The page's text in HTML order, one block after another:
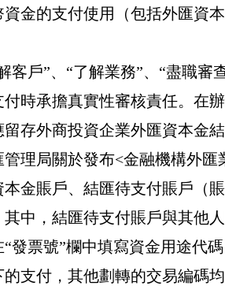
金的支付使用（包括外匯資
客戶”、 “了解業務”、 “盡職審
時承擔真實性審核責任。在
存外商投資企業外匯資本金
理局關於發布<金融機構外匯
金賬戶、結匯待支付賬戶（
中，結匯待支付賬戶與其他
“發票號”欄中填寫資金用途代
支付，其他劃轉的交易編碼